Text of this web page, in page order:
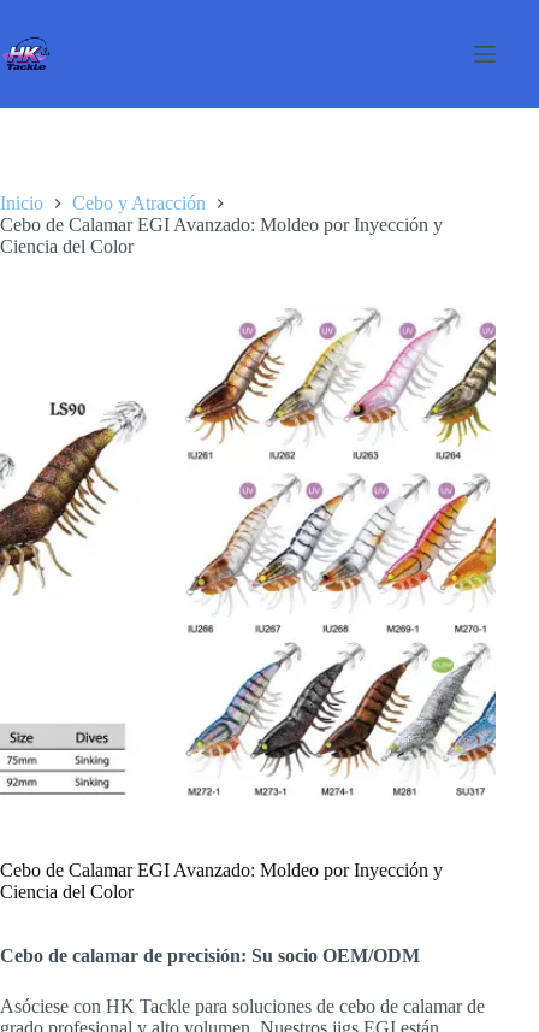
contenido
Inicio
Cebo y Atracción
Cebo de Calamar EGI Avanzado: Moldeo por Inyección y
Ciencia del Color
Cebo de Calamar EGI Avanzado: Moldeo por Inyección y
Ciencia del Color
Cebo de calamar de precisión: Su socio OEM/ODM
Asóciese con HK Tackle para soluciones de cebo de calamar de